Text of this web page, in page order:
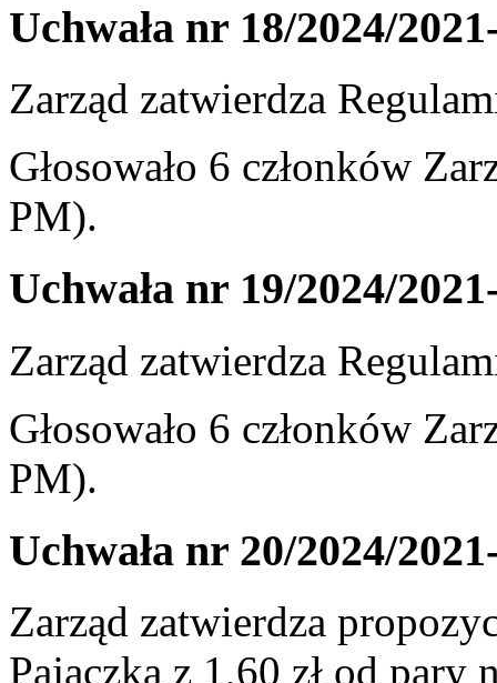
Uchwała nr 18/2024/
Zarząd zatwierdza
Głosowało 6 członków
PM).
Uchwała nr 19/2024/
Zarząd zatwierdza
Głosowało 6 członków
PM).
Uchwała nr 20/2024/
Zarząd zatwierdza
Pajączka z 1,60 zł od pary